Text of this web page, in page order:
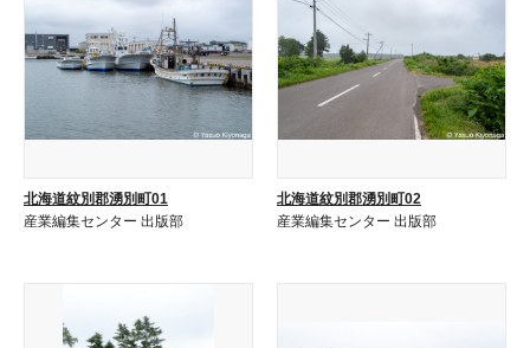
北海道紋別郡湧別町01
産業編集センター 出版部
北海道紋別郡湧別町02
産業編集センター 出版部